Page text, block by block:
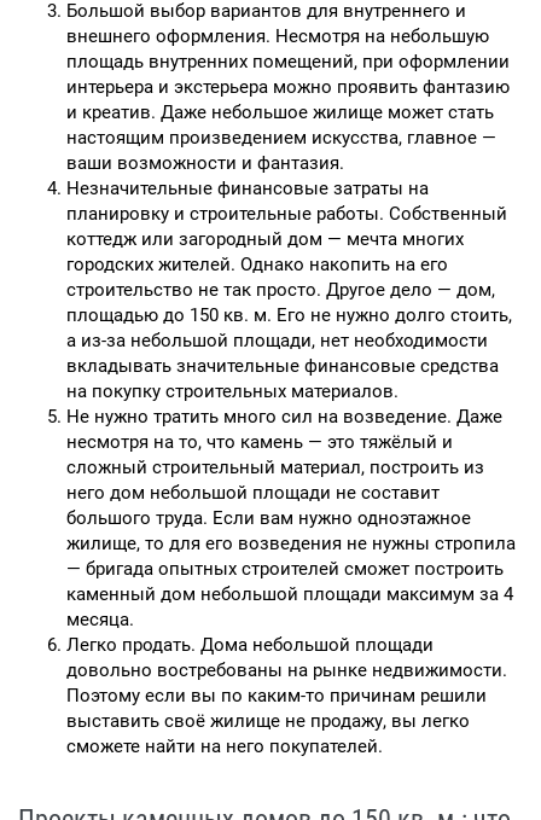
Большой выбор вариантов для внутреннего и
внешнего оформления. Несмотря на небольшую
площадь внутренних помещений, при оформлении
интерьера и экстерьера можно проявить фантазию
и креатив. Даже небольшое жилище может стать
настоящим произведением искусства, главное —
ваши возможности и фантазия.
Незначительные финансовые затраты на
планировку и строительные работы. Собственный
коттедж или загородный дом — мечта многих
городских жителей. Однако накопить на его
строительство не так просто. Другое дело — дом,
площадью до 150 кв. м. Его не нужно долго стоить,
а из-за небольшой площади, нет необходимости
вкладывать значительные финансовые средства
на покупку строительных материалов.
Не нужно тратить много сил на возведение. Даже
несмотря на то, что камень — это тяжёлый и
сложный строительный материал, построить из
него дом небольшой площади не составит
большого труда. Если вам нужно одноэтажное
жилище, то для его возведения не нужны стропила
— бригада опытных строителей сможет построить
каменный дом небольшой площади максимум за 4
месяца.
Легко продать. Дома небольшой площади
довольно востребованы на рынке недвижимости.
Поэтому если вы по каким-то причинам решили
выставить своё жилище не продажу, вы легко
сможете найти на него покупателей.